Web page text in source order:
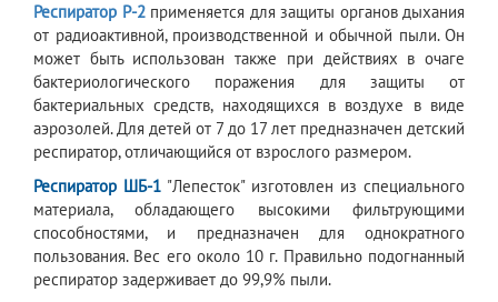
Респиратор Р-2 применяется для защиты органов дыхания
от радиоактивной, производственной и обычной пыли. Он
может быть использован также при действиях в очаге
бактериологического поражения для защиты от
бактериальных средств, находящихся в воздухе в виде
аэрозолей. Для детей от 7 до 17 лет предназначен детский
респиратор, отличающийся от взрослого размером.
Респиратор ШБ-1 "Лепесток" изготовлен из специального
материала, обладающего высокими фильтрующими
способностями, и предназначен для однократного
пользования. Вес его около 10 г. Правильно подогнанный
респиратор задерживает до 99,9% пыли.